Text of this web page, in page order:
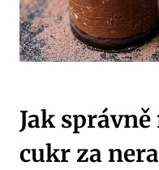
Jak
cukr za